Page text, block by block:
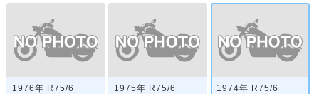
1976年 R75/6 1975年 R75/6 1974年 R75/6